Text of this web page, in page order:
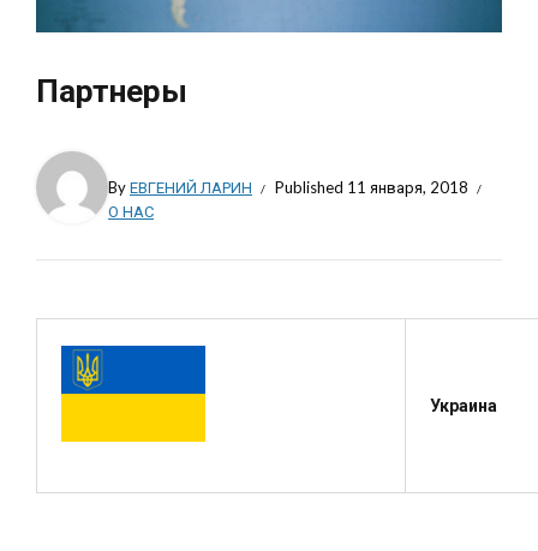
Партнеры
ByЕВГЕНИЙ ЛАРИН Published 11 января, 2018
О НАС
Украина